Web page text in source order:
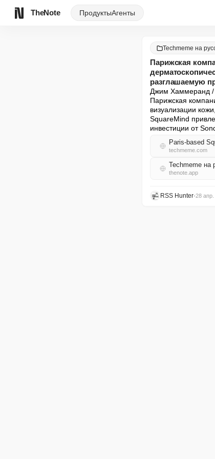
TheNote ПродуктыАгенты
Techmeme на
Парижская
разглашаемую
Джим Хаммеранд /
Парижская
визуализации
SquareMind
инвестиции от
techmeme.com
Techmeme на
thenote.app
RSS Hunter•28 апр.